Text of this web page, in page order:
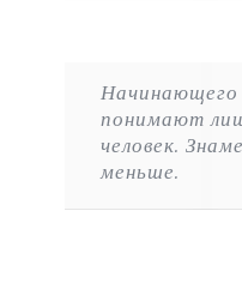
понимают
человек.
меньше.